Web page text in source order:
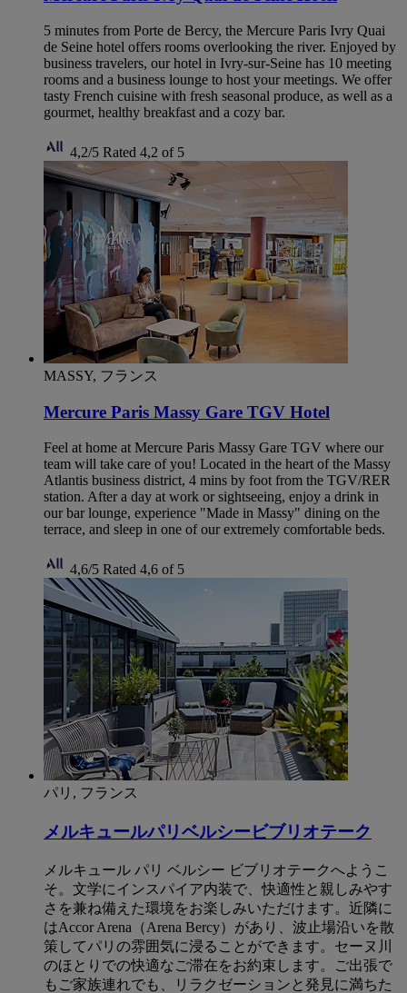
5 minutes from Porte de Bercy, the Mercure Paris Ivry Quai
de Seine hotel offers rooms overlooking the river. Enjoyed by
business travelers, our hotel in Ivry-sur-Seine has 10 meeting
rooms and a business lounge to host your meetings. We offer
tasty French cuisine with fresh seasonal produce, as well as a
gourmet, healthy breakfast and a cozy bar.
4,2/5 Rated 4,2 of 5
MASSY, フランス
Mercure Paris Massy Gare TGV Hotel
Feel at home at Mercure Paris Massy Gare TGV where our
team will take care of you! Located in the heart of the Massy
Atlantis business district, 4 mins by foot from the TGV/RER
station. After a day at work or sightseeing, enjoy a drink in
our bar lounge, experience "Made in Massy" dining on the
terrace, and sleep in one of our extremely comfortable beds.
4,6/5 Rated 4,6 of 5
パリ, フランス
メルキュールパリベルシービブリオテーク
メルキュール パリ ベルシー ビブリオテークへようこ
そ。文学にインスパイア内装で、快適性と親しみやす
さを兼ね備えた環境をお楽しみいただけます。近隣に
はAccor Arena（Arena Bercy）があり、波止場沿いを散
策してパリの雰囲気に浸ることができます。セーヌ川
のほとりでの快適なご滞在をお約束します。ご出張で
もご家族連れでも、リラクゼーションと発見に満ちた